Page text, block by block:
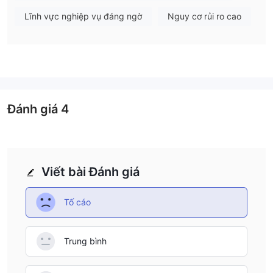
Việc nạp tiền và rút tiền được thực hiện thông qua Chuyển
Lĩnh vực nghiệp vụ đáng ngờ Nguy cơ rủi ro cao
Viết bài Đánh giá
Tố cáo
Trung bình
Đánh giá 4